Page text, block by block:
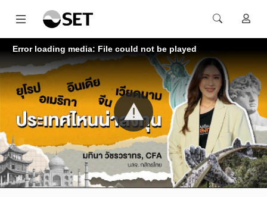
Error loading media: File could not be played